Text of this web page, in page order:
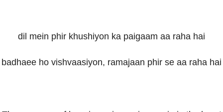
dil mein phir khushiyon ka paigaam aa raha hai
badhaee ho vishvaasiyon, ramajaan phir se aa raha hai